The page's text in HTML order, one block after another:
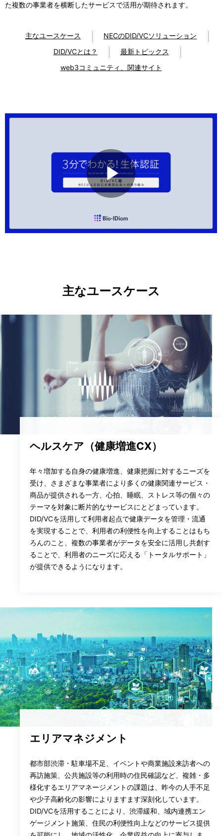
た複数の事業者を横断したサービスで活用が期待されます。
主なユースケース
NECのDID/VCソリューション
DID/VCとは？
最新トピックス
web3コミュニティ、関連サイト
P
a
y
V
i
d
e
主なユースケース
ヘルスケア（健康増進CX）
年々増加する自身の健康増進、健康把握に対するニーズを
受け、さまざまな事業者により多くの健康関連サービス・
商品が提供される一方、心拍、睡眠、ストレス等の個々の
テーマを対象に断片的なサービスにとどまっています。
DID/VCを活用して利用者起点で健康データを管理・流通
を実現することで、利用者の利便性を向上することはもち
ろんのこと、複数の事業者がデータを安全に活用し共創す
ることで、利用者のニーズに応える「トータルサポート」
が提供できるようになります。
エリアマネジメント
都市部渋滞・駐車場不足、イベントや商業施設来訪者への
再訪施策、公共施設等の利用時の住民確認など、複雑・多
様化するエリアマネージメントの課題は、昨今の人手不足
や少子高齢化の影響によりますます深刻化しています。
DID/VCを活用することにより、渋滞緩和、域内連携エン
ゲージメント施策、住民の利便性向上などのサービス提供